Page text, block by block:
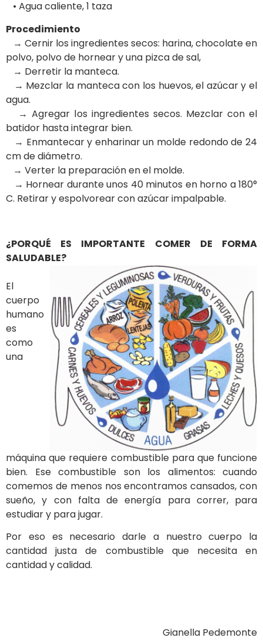
• Agua caliente, 1 taza
Procedimiento
→ Cernir los ingredientes secos: harina, chocolate en
polvo, polvo de hornear y una pizca de sal,
→ Derretir la manteca.
→ Mezclar la manteca con los huevos, el azúcar y el
agua.
→ Agregar los ingredientes secos. Mezclar con el
batidor hasta integrar bien.
→ Enmantecar y enharinar un molde redondo de 24
cm de diámetro.
→ Verter la preparación en el molde.
→ Hornear durante unos 40 minutos en horno a 180°
C. Retirar y espolvorear con azúcar impalpable.
¿PORQUÉ ES IMPORTANTE COMER DE FORMA
SALUDABLE?
El
cuerpo
humano
es
como
una
máquina que requiere combustible para que funcione
bien. Ese combustible son los alimentos: cuando
comemos de menos nos encontramos cansados, con
sueño, y con falta de energía para correr, para
estudiar y para jugar.
Por eso es necesario darle a nuestro cuerpo la
cantidad justa de combustible que necesita en
cantidad y calidad.
Gianella Pedemonte